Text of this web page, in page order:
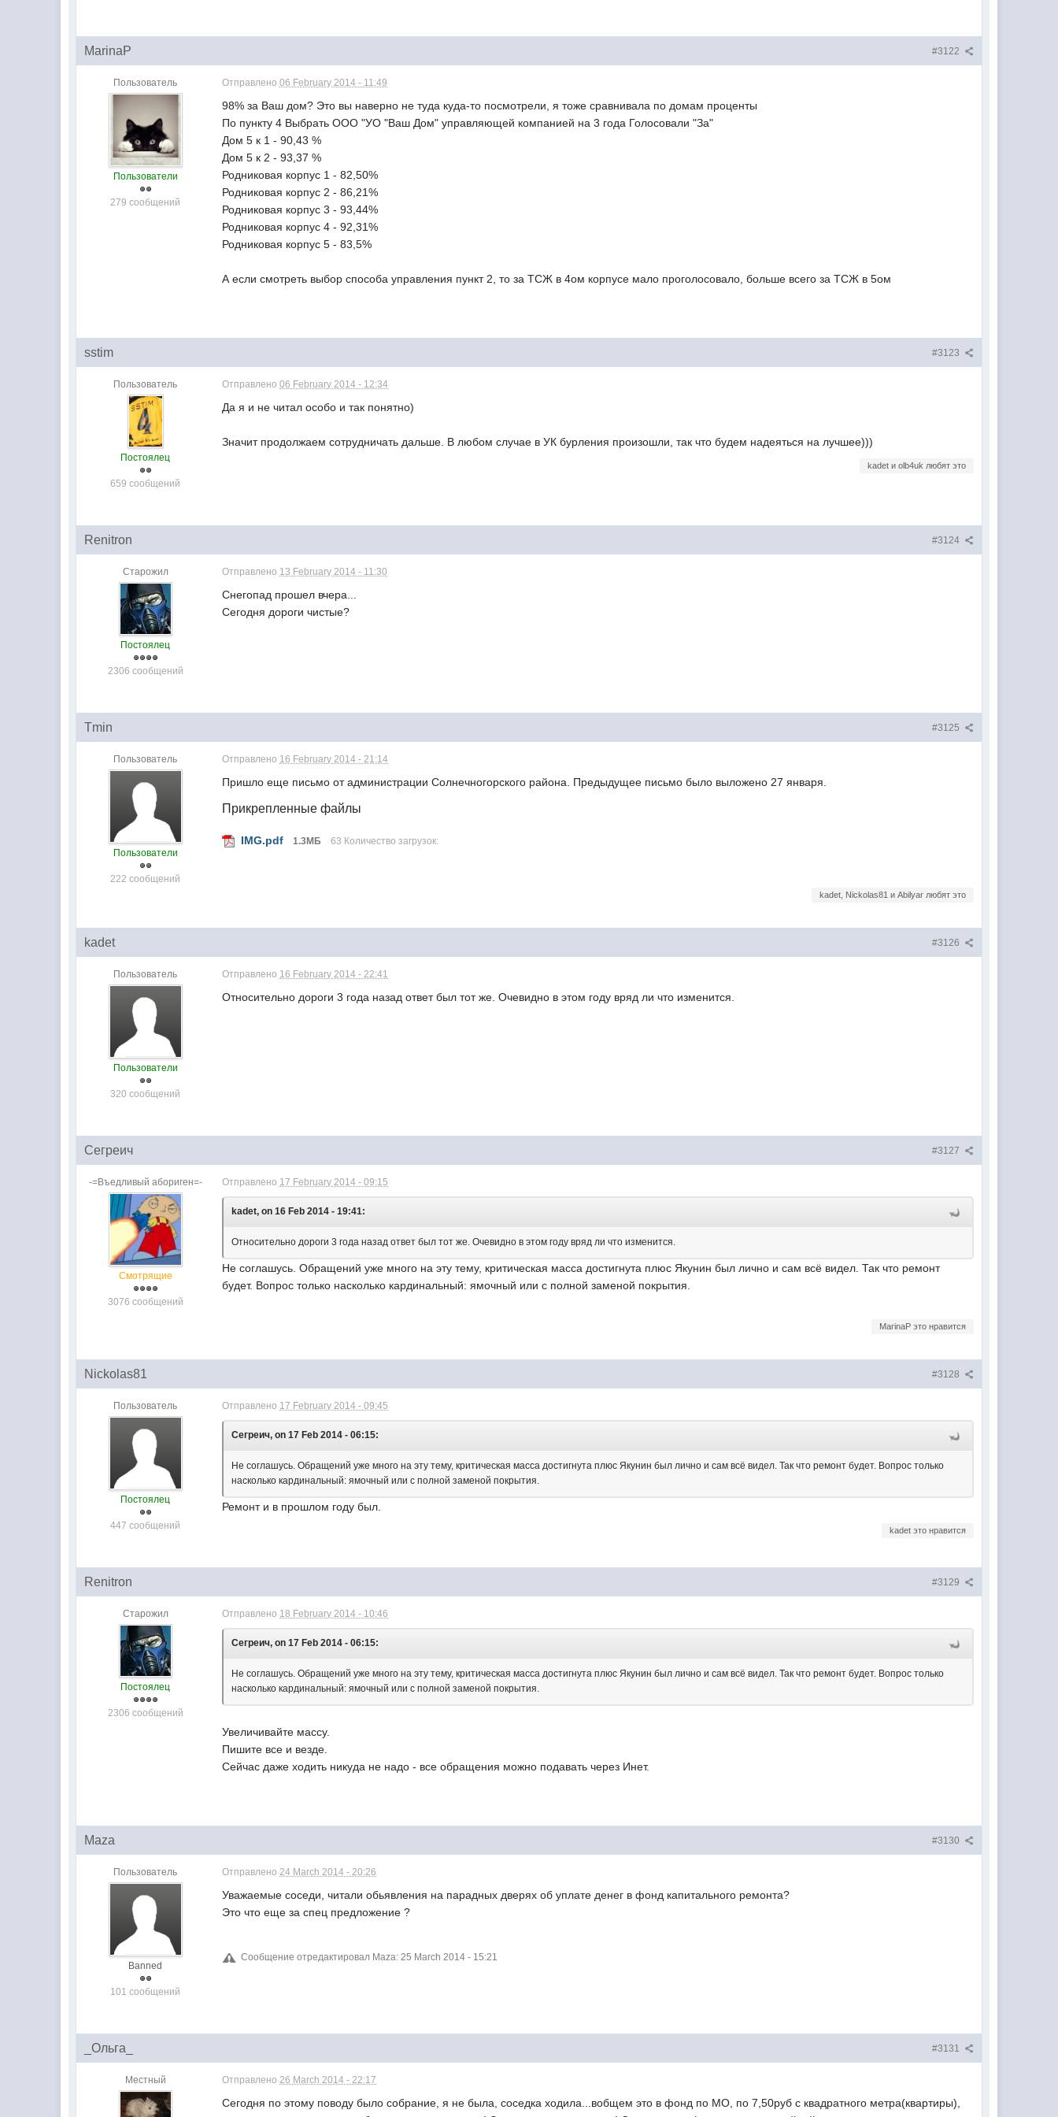
#3122
MarinaP
Пользователь
Пользователи
279 сообщений
Отправлено06 February 2014 - 11:49
98% за Ваш дом? Это вы наверно не туда куда-то посмотрели, я тоже сравнивала по домам проценты
По пункту 4 Выбрать ООО "УО "Ваш Дом" управляющей компанией на 3 года Голосовали "За"
Дом 5 к 1 - 90,43 %
Дом 5 к 2 - 93,37 %
Родниковая корпус 1 - 82,50%
Родниковая корпус 2 - 86,21%
Родниковая корпус 3 - 93,44%
Родниковая корпус 4 - 92,31%
Родниковая корпус 5 - 83,5%
А если смотреть выбор способа управления пункт 2, то за ТСЖ в 4ом корпусе мало проголосовало, больше всего за ТСЖ в 5ом
#3123
sstim
Пользователь
Постоялец
659 сообщений
Отправлено06 February 2014 - 12:34
Да я и не читал особо и так понятно)
Значит продолжаем сотрудничать дальше. В любом случае в УК бурления произошли, так что будем надеяться на лучшее)))
kadet и olb4uk любят это
#3124
Renitron
Старожил
Постоялец
2306 сообщений
Отправлено 13 February 2014 - 11:30
Снегопад прошел вчера...
Сегодня дороги чистые?
#3125
Tmin
Пользователь
Пользователи
222 сообщений
Отправлено 16 February 2014 - 21:14
Пришло еще письмо от администрации Солнечногорского района. Предыдущее письмо было выложено 27 января.
Прикрепленные файлы
IMG.pdf 1.3МБ 63 Количество загрузок:
kadet, Nickolas81 и Abilyar любят это
#3126
kadet
Пользователь
Пользователи
320 сообщений
Отправлено 16 February 2014 - 22:41
Относительно дороги 3 года назад ответ был тот же. Очевидно в этом году вряд ли что изменится.
#3127
Сегреич
-=Въедливый абориген=-
Смотрящие
3076 сообщений
Отправлено 17 February 2014 - 09:15
kadet, on 16 Feb 2014 - 19:41:
Относительно дороги 3 года назад ответ был тот же. Очевидно в этом году вряд ли что изменится.
Не соглашусь. Обращений уже много на эту тему, критическая масса достигнута плюс Якунин был лично и сам всё видел. Так что ремонт
будет. Вопрос только насколько кардинальный: ямочный или с полной заменой покрытия.
MarinaP это нравится
#3128
Nickolas81
Пользователь
Постоялец
447 сообщений
Отправлено 17 February 2014 - 09:45
Сегреич, on 17 Feb 2014 - 06:15:
Не соглашусь. Обращений уже много на эту тему, критическая масса достигнута плюс Якунин был лично и сам всё видел. Так что ремонт будет. Вопрос только
насколько кардинальный: ямочный или с полной заменой покрытия.
Ремонт и в прошлом году был.
kadet это нравится
#3129
Renitron
Старожил
Постоялец
2306 сообщений
Отправлено 18 February 2014 - 10:46
Сегреич, on 17 Feb 2014 - 06:15:
Не соглашусь. Обращений уже много на эту тему, критическая масса достигнута плюс Якунин был лично и сам всё видел. Так что ремонт будет. Вопрос только
насколько кардинальный: ямочный или с полной заменой покрытия.
Увеличивайте массу.
Пишите все и везде.
Сейчас даже ходить никуда не надо - все обращения можно подавать через Инет.
#3130
Maza
Пользователь
Banned
101 сообщений
Отправлено24 March 2014 - 20:26
Уважаемые соседи, читали обьявления на парадных дверях об уплате денег в фонд капитального ремонта?
Это что еще за спец предложение ?
Сообщение отредактировал Maza: 25 March 2014 - 15:21
#3131
_Ольга_
Местный Отправлено26 March 2014 - 22:17
Сегодня по этому поводу было собрание, я не была, соседка ходила...вобщем это в фонд по МО, по 7,50руб с квадратного метра(квартиры),